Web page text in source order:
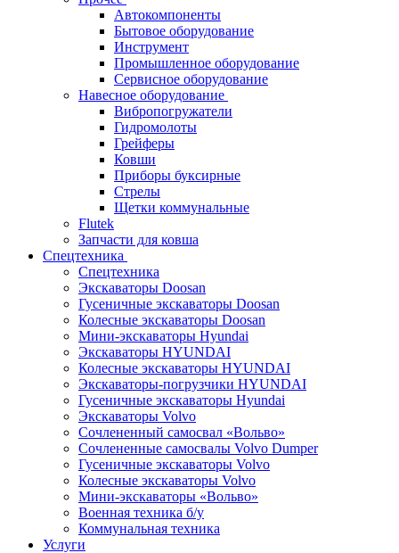
Автокомпоненты
Бытовое оборудование
Инструмент
Промышленное оборудование
Сервисное оборудование
Навесное оборудование
Вибропогружатели
Гидромолоты
Грейферы
Ковши
Приборы буксирные
Стрелы
Щетки коммунальные
Flutek
Запчасти для ковша
Спецтехника
Спецтехника
Экскаваторы Doosan
Гусеничные экскаваторы Doosan
Колесные экскаваторы Doosan
Мини-экскаваторы Hyundai
Экскаваторы HYUNDAI
Колесные экскаваторы HYUNDAI
Экскаваторы-погрузчики HYUNDAI
Гусеничные экскаваторы Hyundai
Экскаваторы Volvo
Сочлененный самосвал «Вольво»
Сочлененные самосвалы Volvo Dumper
Гусеничные экскаваторы Volvo
Колесные экскаваторы Volvo
Мини-экскаваторы «Вольво»
Военная техника б/у
Коммунальная техника
Услуги